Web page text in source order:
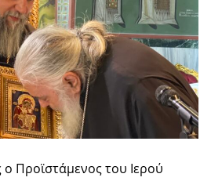
ο Προϊστάμενος του Ιερού